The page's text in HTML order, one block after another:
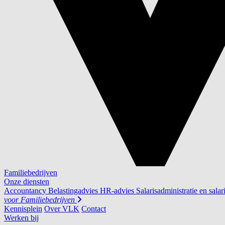
Familiebedrijven
Onze diensten
Accountancy Belastingadvies HR-advies Salarisadministratie en
voor Familiebedrijven
Kennisplein Over VLK Contact
Werken bij